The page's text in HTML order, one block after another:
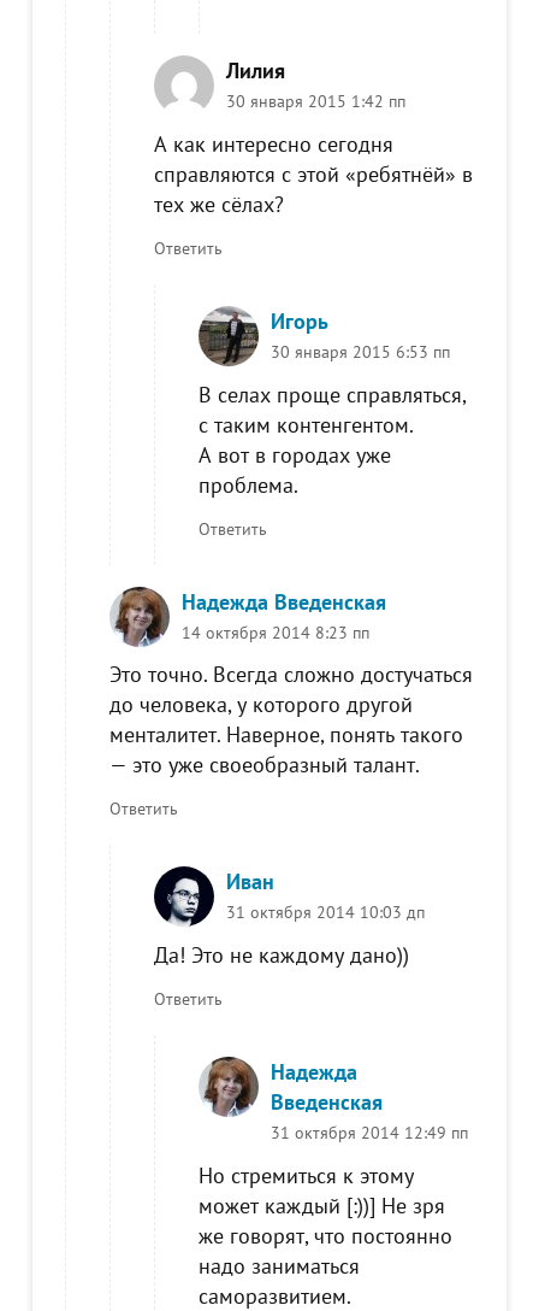
Лилия
30 января 2015 1:42 пп
А как интересно сегодня
справляются с этой «ребятнёй» в
тех же сёлах?
Ответить
Игорь
30 января 2015 6:53 пп
В селах проще справляться,
с таким контенгентом.
А вот в городах уже
проблема.
Ответить
Надежда Введенская
14 октября 2014 8:23 пп
Это точно. Всегда сложно достучаться
до человека, у которого другой
менталитет. Наверное, понять такого
— это уже своеобразный талант.
Ответить
Иван
31 октября 2014 10:03 дп
Да! Это не каждому дано))
Ответить
Надежда
Введенская
31 октября 2014 12:49 пп
Но стремиться к этому
может каждый [:))] Не зря
же говорят, что постоянно
надо заниматься
саморазвитием.